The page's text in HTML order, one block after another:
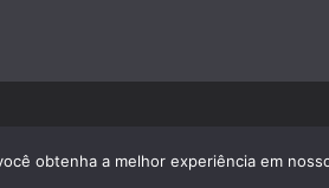
obtenha a melhor experiência em